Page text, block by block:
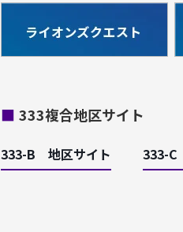
■ 333複合地区サイト
333-B 地区サイト 333-